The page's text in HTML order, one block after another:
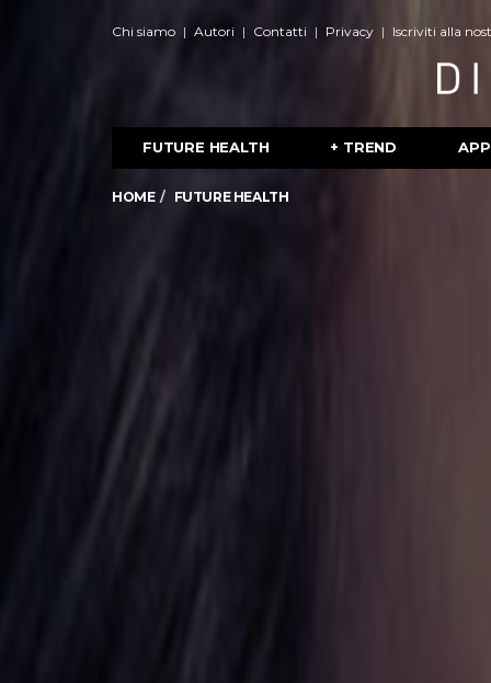
Chi siamo Autori Contatti Privacy Iscriviti alla
FUTURE HEALTH + TREND APP
HOME FUTURE HEALTH